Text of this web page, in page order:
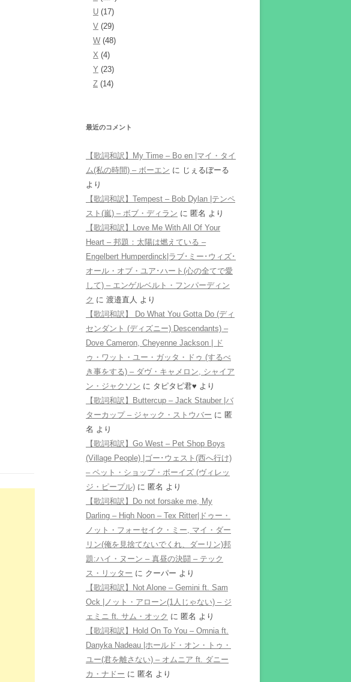
U (17)
V (29)
W (48)
X (4)
Y (23)
Z (14)
最近のコメント
【歌詞和訳】My Time – Bo en |マイ・タイ
ム(私の時間) – ボーエン に じぇるぼーる
より
【歌詞和訳】Tempest – Bob Dylan |テンペ
スト(嵐) – ボブ・ディラン に 匿名 より
【歌詞和訳】Love Me With All Of Your
Heart – 邦題：太陽は燃えている –
Engelbert Humperdinck|ラブ･ミー･ウィズ･
オール・オブ・ユア･ハート(心の全てで愛
して) – エンゲルベルト・フンパーディン
ク に 渡邉直人 より
【歌詞和訳】 Do What You Gotta Do (ディ
センダント (ディズニー) Descendants) –
Dove Cameron, Cheyenne Jackson | ド
ゥ・ワット・ユー・ガッタ・ドゥ (するべ
き事をする) – ダヴ・キャメロン, シャイア
ン・ジャクソン に タピタピ君♥️ より
【歌詞和訳】Buttercup – Jack Stauber |バ
ターカップ – ジャック・ストウバー に 匿
名 より
【歌詞和訳】Go West – Pet Shop Boys
(Village People) |ゴー･ウェスト(西へ行け)
– ペット・ショップ・ボーイズ (ヴィレッ
ジ・ピープル) に 匿名 より
【歌詞和訳】Do not forsake me, My
Darling – High Noon – Tex Ritter|ドゥー・
ノット・フォーセイク・ミー, マイ・ダー
リン(俺を見捨てないでくれ、ダーリン)邦
題:ハイ・ヌーン – 真昼の決闘 – テック
ス・リッター に クーパー より
【歌詞和訳】Not Alone – Gemini ft. Sam
Ock |ノット・アローン(1人じゃない) – ジ
ェミニ ft. サム・オック に 匿名 より
【歌詞和訳】Hold On To You – Omnia ft.
Danyka Nadeau |ホールド・オン・トゥ・
ユー(君を離さない) – オムニア ft. ダニー
カ・ナドー に 匿名 より